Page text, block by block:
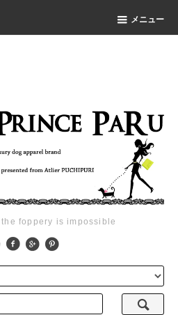
メニュー
foppery is impossible